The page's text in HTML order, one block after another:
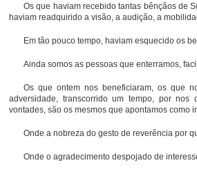
Os que haviam recebido tantas bênçãos de
haviam readquirido a visão, a audição, a
Em tão pouco tempo, haviam esquecido os
Ainda somos as pessoas que enterramos,
Os que ontem nos beneficiaram, os que
adversidade, transcorrido um tempo, por nos
vontades, são os mesmos que apontamos como
Onde a nobreza do gesto de reverência por
Onde o agradecimento despojado de